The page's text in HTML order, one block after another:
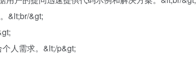
&lt;br/&gt;
人需求。&lt;/p&gt;